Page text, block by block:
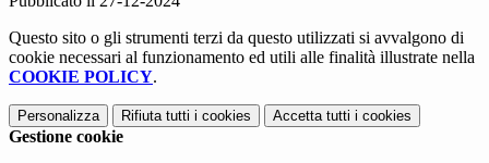
Questo sito o gli strumenti terzi da questo utilizzati si avvalgono di
cookie necessari al funzionamento ed utili alle finalità illustrate nella
COOKIE POLICY.
Personalizza Rifiuta tutti i cookies Accetta tutti i cookies
Gestione cookie